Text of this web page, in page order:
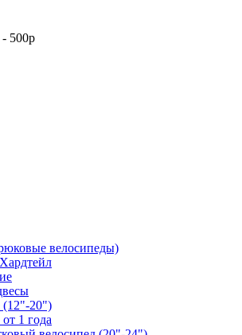
- 500р
велосипеды)
(12"-20")
1 года